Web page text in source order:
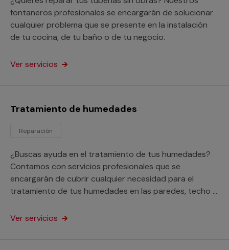
fontaneros profesionales se encargarán de solucionar
cualquier problema que se presente en la instalación
de tu cocina, de tu baño o de tu negocio.
Ver servicios
Tratamiento de humedades
Reparación
¿Buscas ayuda en el tratamiento de tus humedades?
Contamos con servicios profesionales que se
encargarán de cubrir cualquier necesidad para el
tratamiento de tus humedades en las paredes, techo o
Ver servicios